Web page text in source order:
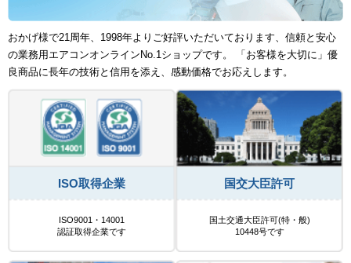
おかげ様で21周年、1998年よりご好評いただいております、信頼と安心
の業務用エアコンオンラインNo.1ショップです。 「お客様を大切に」優
良商品に長年の技術と信用を添え、感動価格でお応えします。
ISO取得企業
ISO9001・14001
認証取得企業です
国交大臣許可
国土交通大臣許可(特・般)
10448号です